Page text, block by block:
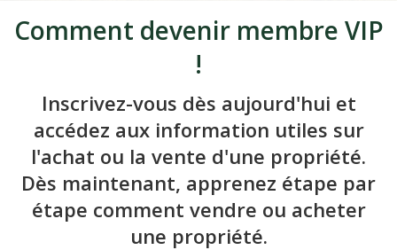
Comment devenir membre VIP
!
Inscrivez-vous dès aujourd'hui et
accédez aux information utiles sur
l'achat ou la vente d'une propriété.
Dès maintenant, apprenez étape par
étape comment vendre ou acheter
une propriété.